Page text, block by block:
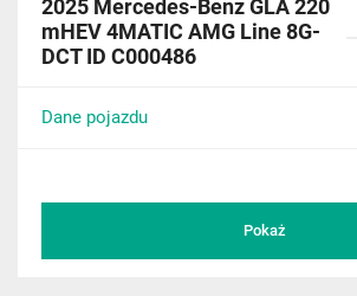
2025 Mercedes-Benz GLA 220
mHEV 4MATIC AMG Line 8G-
DCT ID C000486
Dane pojazdu
Pokaż